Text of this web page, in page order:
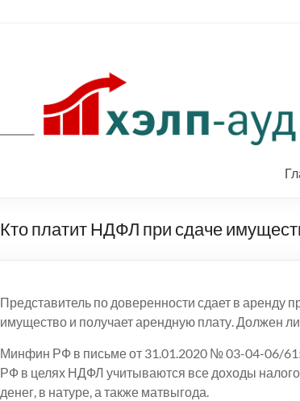
Кто платит НДФЛ при сдаче
Представитель по доверенности сдает в
имущество и получает арендную плату. Должен
Минфин РФ в письме от 31.01.2020 № 03-04-06/
РФ в целях НДФЛ учитываются все доходы
денег, в натуре, а также матвыгода.